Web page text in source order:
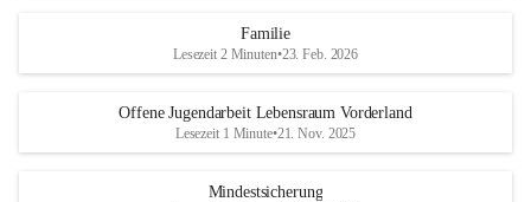
Familie
Lesezeit 2 Minuten•23. Feb. 2026
Offene Jugendarbeit Lebensraum Vorderland
Lesezeit 1 Minute•21. Nov. 2025
Mindestsicherung